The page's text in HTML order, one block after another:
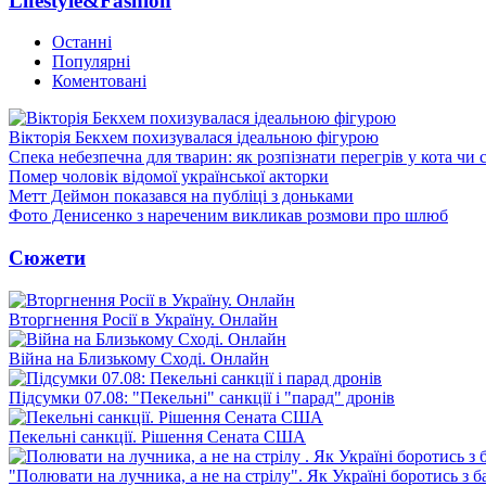
Останні
Популярні
Коментовані
Вікторія Бекхем похизувалася ідеальною фігурою
Спека небезпечна для тварин: як розпізнати перегрів у кота чи
Помер чоловік відомої української акторки
Метт Деймон показався на публіці з доньками
Фото Денисенко з нареченим викликав розмови про шлюб
Сюжети
Вторгнення Росії в Україну. Онлайн
Війна на Близькому Сході. Онлайн
Підсумки 07.08: "Пекельні" санкції і "парад" дронів
Пекельні санкції. Рішення Сената США
"Полювати на лучника, а не на стрілу". Як Україні боротись з